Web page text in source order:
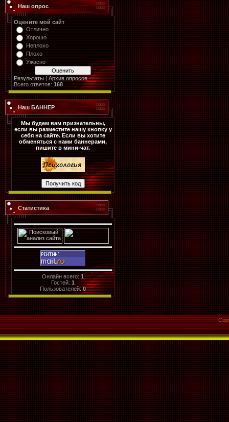
Наш опрос
Оцените мой сайт
Отлично
Хорошо
Неплохо
Плохо
Ужасно
Результаты | Архив опросов
Всего ответов: 168
Наш БАННЕР
Мы будем вам признательны,
если вы разместите нашу кнопку у
себя на сайте. Если вы хотите
обменяться с нами баннерами,
пишите в мини-чат.
Статистика
Онлайн всего:1
Гостей:1
Пользователей:0